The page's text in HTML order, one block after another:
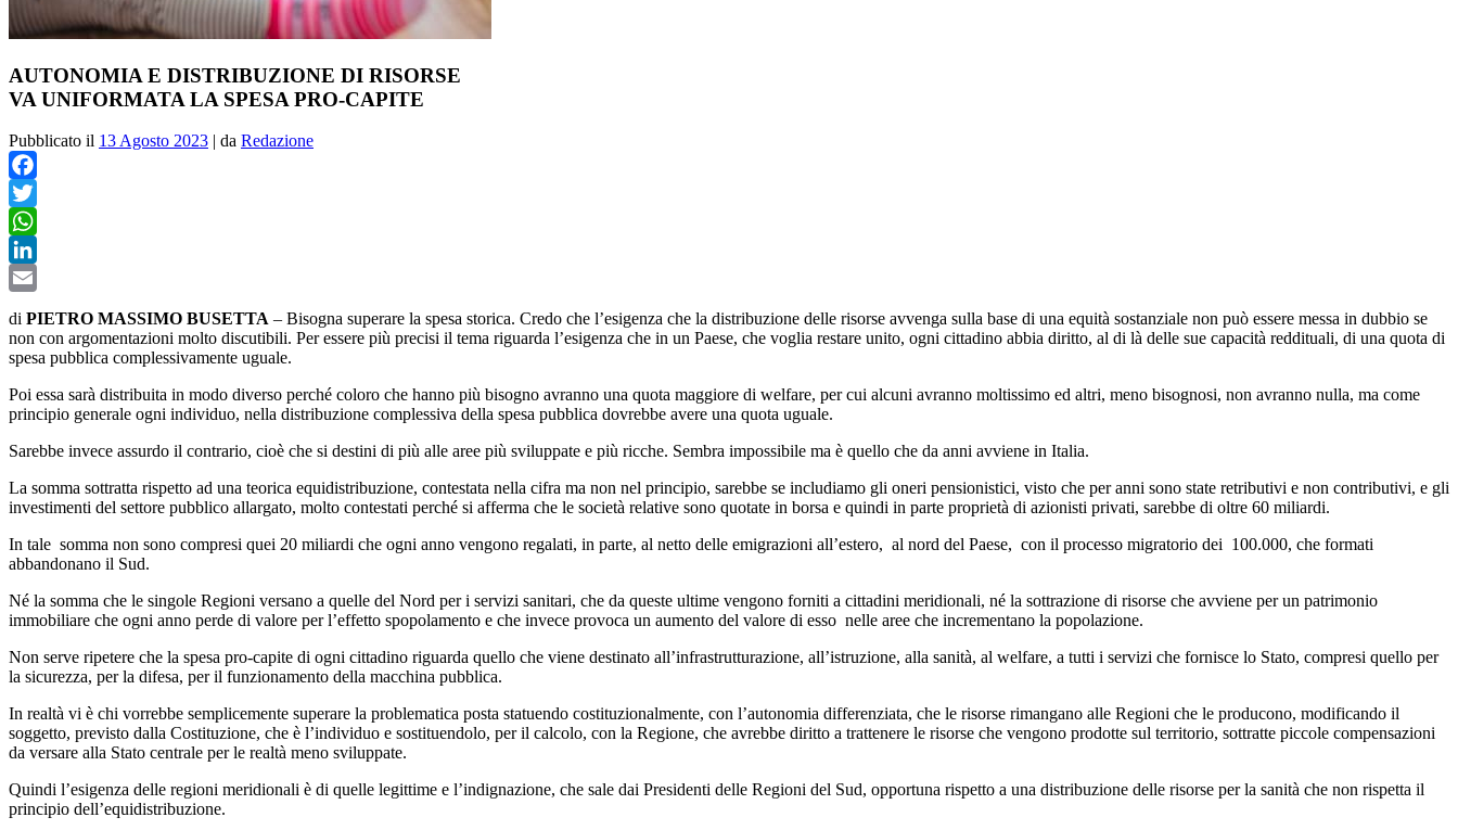
AUTONOMIA E DISTRIBUZIONE DI RISORSE
VA UNIFORMATA LA SPESA PRO-CAPITE
Pubblicato il 13 Agosto 2023 | da Redazione
Facebook
Twitter
WhatsApp
LinkedIn
di PIETRO MASSIMO BUSETTA – Bisogna superare la spesa storica. Credo che l’esigenza che la distribuzione delle risorse avvenga sulla base di una equità sostanziale non può essere messa in dubbio se
non con argomentazioni molto discutibili. Per essere più precisi il tema riguarda l’esigenza che in un Paese, che voglia restare unito, ogni cittadino abbia diritto, al di là delle sue capacità reddituali, di una quota di
spesa pubblica complessivamente uguale.
Poi essa sarà distribuita in modo diverso perché coloro che hanno più bisogno avranno una quota maggiore di welfare, per cui alcuni avranno moltissimo ed altri, meno bisognosi, non avranno nulla, ma come
principio generale ogni individuo, nella distribuzione complessiva della spesa pubblica dovrebbe avere una quota uguale.
Sarebbe invece assurdo il contrario, cioè che si destini di più alle aree più sviluppate e più ricche. Sembra impossibile ma è quello che da anni avviene in Italia.
La somma sottratta rispetto ad una teorica equidistribuzione, contestata nella cifra ma non nel principio, sarebbe se includiamo gli oneri pensionistici, visto che per anni sono state retributivi e non contributivi, e gli
investimenti del settore pubblico allargato, molto contestati perché si afferma che le società relative sono quotate in borsa e quindi in parte proprietà di azionisti privati, sarebbe di oltre 60 miliardi.
In tale somma non sono compresi quei 20 miliardi che ogni anno vengono regalati, in parte, al netto delle emigrazioni all’estero, al nord del Paese, con il processo migratorio dei 100.000, che formati
abbandonano il Sud.
Né la somma che le singole Regioni versano a quelle del Nord per i servizi sanitari, che da queste ultime vengono forniti a cittadini meridionali, né la sottrazione di risorse che avviene per un patrimonio
immobiliare che ogni anno perde di valore per l’effetto spopolamento e che invece provoca un aumento del valore di esso nelle aree che incrementano la popolazione.
Non serve ripetere che la spesa pro-capite di ogni cittadino riguarda quello che viene destinato all’infrastrutturazione, all’istruzione, alla sanità, al welfare, a tutti i servizi che fornisce lo Stato, compresi quello per
la sicurezza, per la difesa, per il funzionamento della macchina pubblica.
In realtà vi è chi vorrebbe semplicemente superare la problematica posta statuendo costituzionalmente, con l’autonomia differenziata, che le risorse rimangano alle Regioni che le producono, modificando il
soggetto, previsto dalla Costituzione, che è l’individuo e sostituendolo, per il calcolo, con la Regione, che avrebbe diritto a trattenere le risorse che vengono prodotte sul territorio, sottratte piccole compensazioni
da versare alla Stato centrale per le realtà meno sviluppate.
Quindi l’esigenza delle regioni meridionali è di quelle legittime e l’indignazione, che sale dai Presidenti delle Regioni del Sud, opportuna rispetto a una distribuzione delle risorse per la sanità che non rispetta il
principio dell’equidistribuzione.